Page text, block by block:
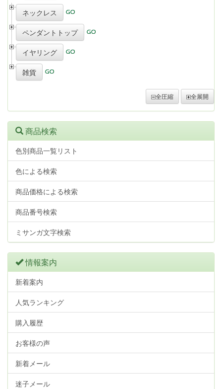
ネックレス
ペンダントトップ
イヤリング
雑貨
全圧縮 全展開
商品検索
色別商品一覧リスト
色による検索
商品価格による検索
商品番号検索
ミサンガ文字検索
情報案内
新着案内
人気ランキング
購入履歴
お客様の声
新着メール
迷子メール